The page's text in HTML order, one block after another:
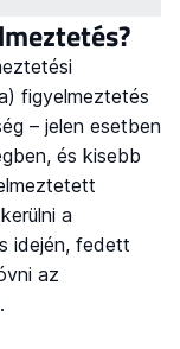
figyelmeztetés
– jelen esetben
és kisebb
a
idején, fedett
az